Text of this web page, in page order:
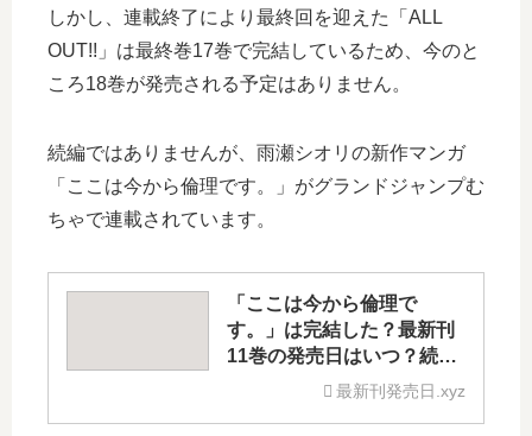
しかし、連載終了により最終回を迎えた「ALL
OUT!!」は最終巻17巻で完結しているため、今のと
ころ18巻が発売される予定はありません。
続編ではありませんが、雨瀬シオリの新作マンガ
「ここは今から倫理です。」がグランドジャンプむ
ちゃで連載されています。
「ここは今から倫理で
す。」は完結した？最新刊
11巻の発売日はいつ？続編
最新刊発売日.xyz